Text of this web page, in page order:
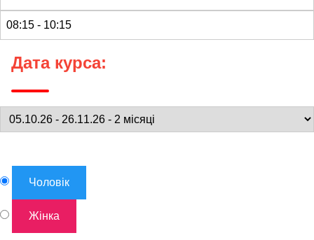
Дата курса:
Чоловік
Жінка